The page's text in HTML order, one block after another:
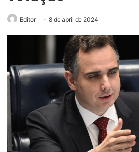
Editor 8 de abril de 2024